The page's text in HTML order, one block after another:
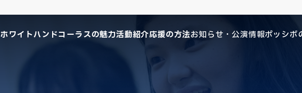
ホワイトハンドコーラスの魅力活動紹介応援の方法お知らせ・公演情報ポッシボ